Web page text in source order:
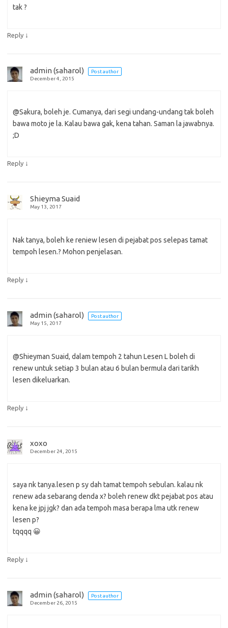
tak ?
Reply ↓
admin (saharol)
Post author
December 4, 2015
@Sakura, boleh je. Cumanya, dari segi undang-undang tak boleh
bawa moto je la. Kalau bawa gak, kena tahan. Saman la jawabnya.
;D
Reply ↓
Shieyma Suaid
May 13, 2017
Nak tanya, boleh ke reniew lesen di pejabat pos selepas tamat
tempoh lesen.? Mohon penjelasan.
Reply ↓
admin (saharol)
Post author
May 15, 2017
@Shieyman Suaid, dalam tempoh 2 tahun Lesen L boleh di
renew untuk setiap 3 bulan atau 6 bulan bermula dari tarikh
lesen dikeluarkan.
Reply ↓
xoxo
December 24, 2015
saya nk tanya.lesen p sy dah tamat tempoh sebulan. kalau nk
renew ada sebarang denda x? boleh renew dkt pejabat pos atau
kena ke jpj jgk? dan ada tempoh masa berapa lma utk renew
lesen p?
tqqqq 😀
Reply ↓
admin (saharol)
Post author
December 26, 2015